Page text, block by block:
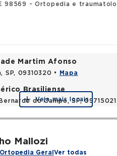
98569 - Ortopedia e
Martim Afonso
SP, 09310320 • Mapa
Brasiliense
do Campo, SP, 09715021
Veja mais locais
Mallozi
Ortopedia Geral Ver todas